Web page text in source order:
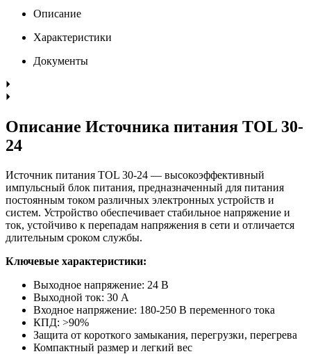
Описание
Характеристики
Документы
Описание Источника питания TOL 30-
24
Источник питания TOL 30-24 — высокоэффективный
импульсный блок питания, предназначенный для питания
постоянным током различных электронных устройств и
систем. Устройство обеспечивает стабильное напряжение и
ток, устойчиво к перепадам напряжения в сети и отличается
длительным сроком службы.
Ключевые характеристики:
Выходное напряжение: 24 В
Выходной ток: 30 А
Входное напряжение: 180-250 В переменного тока
КПД: >90%
Защита от короткого замыкания, перегрузки, перегрева
Компактный размер и легкий вес